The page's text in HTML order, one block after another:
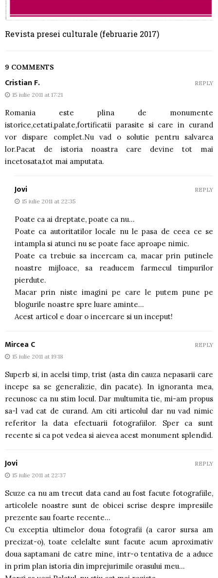
Revista presei culturale (februarie 2017)
9 COMMENTS
Cristian F.
15 iulie 2011 at 17:21
Romania este plina de monumente
istorice,cetati,palate,fortificatii parasite si care in curand
vor dispare complet.Nu vad o solutie pentru salvarea
lor.Pacat de istoria noastra care devine tot mai
incetosata,tot mai amputata.
REPLY
Jovi
15 iulie 2011 at 22:35
Poate ca ai dreptate, poate ca nu…
Poate ca autoritatilor locale nu le pasa de ceea ce se
intampla si atunci nu se poate face aproape nimic.
Poate ca trebuie sa incercam ca, macar prin putinele
noastre mijloace, sa readucem farmecul timpurilor
pierdute.
Macar prin niste imagini pe care le putem pune pe
blogurile noastre spre luare aminte…
Acest articol e doar o incercare si un inceput!
REPLY
Mircea C
15 iulie 2011 at 19:18
Superb si, in acelsi timp, trist (asta din cauza nepasarii care
incepe sa se generalizie, din pacate). In ignoranta mea,
recunosc ca nu stim locul. Dar multumita tie, mi-am propus
sa-l vad cat de curand. Am citi articolul dar nu vad nimic
referitor la data efectuarii fotografiilor. Sper ca sunt
recente si ca pot vedea si aievea acest monument splendid.
REPLY
Jovi
15 iulie 2011 at 22:37
Scuze ca nu am trecut data cand au fost facute fotografiile,
articolele noastre sunt de obicei scrise despre impresiile
prezente sau foarte recente…
Cu exceptia ultimelor doua fotografii (a caror sursa am
precizat-o), toate celelalte sunt facute acum aproximativ
doua saptamani de catre mine, intr-o tentativa de a aduce
in prim plan istoria din imprejurimile orasului meu…
REPLY